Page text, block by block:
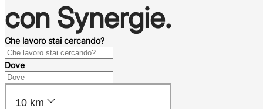
con Synergie.
Che lavoro stai cercando?
Dove
10 km